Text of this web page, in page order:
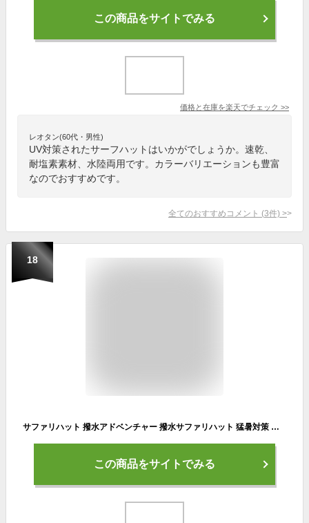
この商品をサイトでみる
価格と在庫を楽天でチェック >>
レオタン(60代・男性)
UV対策されたサーフハットはいかがでしょうか。速乾、
耐塩素素材、水陸両用です。カラーバリエーションも豊富
なのでおすすめです。
全てのおすすめコメント (3件) >
18
サファリハット 撥水アドベンチャー 撥水サファリハット 猛暑対策 洗える UVカット サーフハット 紫外線 レディース メンズ 帽子 大きいサイズ キッズサイズ 子供サイズ ユニセックス 登山 ゴルフ フェス ウォーキング キャンプ アウトドア 抗菌
この商品をサイトでみる